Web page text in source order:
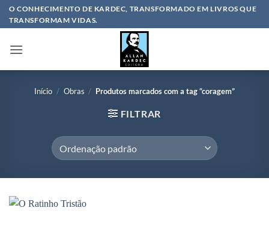
SkipO CONHECIMENTO DE KARDEC, TRANSFORMADO EM LIVROS QUE
TRANSFORMAM VIDAS.
Início / Obras / Produtos marcados com a tag “coragem”
FILTRAR